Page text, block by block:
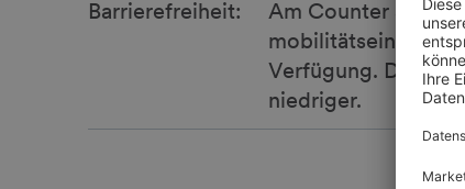
Barrierefreiheit:
Am Counter steht
Verfügung. Der
niedriger.